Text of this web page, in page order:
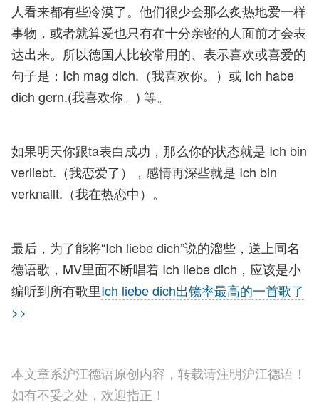
人看来都有些冷漠了。他们很少会那么炙热地爱一样
事物，或者就算爱也只有在十分亲密的人面前才会表
达出来。所以德国人比较常用的、表示喜欢或喜爱的
句子是：Ich mag dich.（我喜欢你。）或 Ich habe
dich gern.(我喜欢你。) 等。
如果明天你跟ta表白成功，那么你的状态就是 Ich bin
verliebt.（我恋爱了），感情再深些就是 Ich bin
verknallt.（我在热恋中）。
最后，为了能将“Ich liebe dich”说的溜些，送上同名
德语歌，MV里面不断唱着 Ich liebe dich，应该是小
编听到所有歌里Ich liebe dich出镜率最高的一首歌了
>>
本文章系沪江德语原创内容，转载请注明沪江德语！
如有不妥之处，欢迎指正！